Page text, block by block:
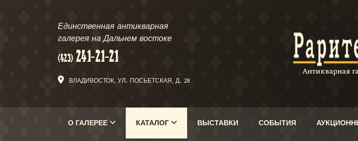
Единственная антикварная
галерея на Дальнем востоке
ВЛАДИВОСТОК, УЛ. ПОСЬЕТСКАЯ, Д. 28
О ГАЛЕРЕЕ КАТАЛОГ ВЫСТАВКИ СОБЫТИЯ